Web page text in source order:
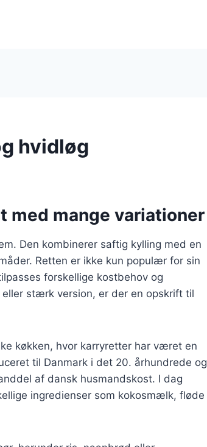
hvidløg
med mange variationer
Den kombinerer saftig kylling med en
Retten er ikke kun populær for sin
forskellige kostbehov og
stærk version, er der en opskrift til
køkken, hvor karryretter har været en
til Danmark i det 20. århundrede og
af dansk husmandskost. I dag
ingredienser som kokosmælk, fløde